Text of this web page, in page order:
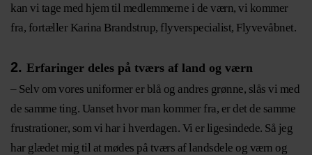
kan vi tage med hjem til medlemmerne i de værn, vi kommer
fra, fortæller Karina Brandstrup, flyverspecialist, Flyvevåbnet.
2. Erfaringer deles på tværs af land og værn
– Selv om vores uniformer er blå og andres grønne, slås vi med
de samme ting. Uanset hvor man kommer fra, er det de samme
frustrationer, som vi har i hverdagen. Vi er ligesindede. Så jeg
har glædet mig til at mødes på tværs af landsdele og værn og